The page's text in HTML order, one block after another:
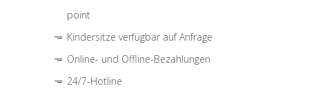
point
Kindersitze verfügbar auf Anfrage
Online- und Offline-Bezahlungen
24/7-Hotline